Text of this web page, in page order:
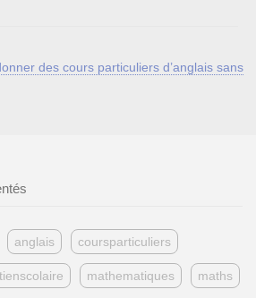
des cours particuliers d’anglais sans
anglais coursparticuliers
mathematiques maths